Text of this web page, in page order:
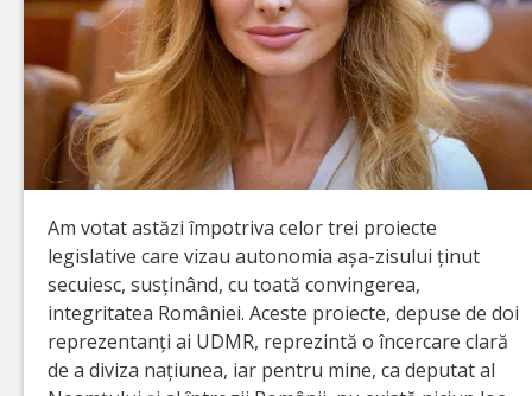
Am votat astăzi împotriva celor trei proiecte
legislative care vizau autonomia așa-zisului ținut
secuiesc, susținând, cu toată convingerea,
integritatea României. Aceste proiecte, depuse de doi
reprezentanți ai UDMR, reprezintă o încercare clară
de a diviza națiunea, iar pentru mine, ca deputat al